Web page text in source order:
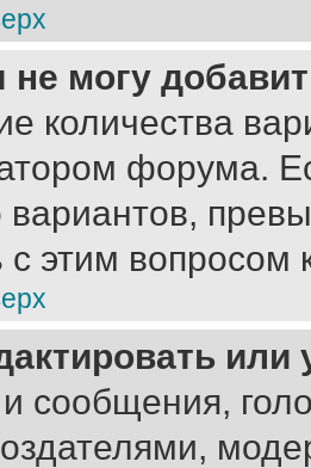
не могу
количества
форума.
вариантов,
с этим вопросом
сообщения,